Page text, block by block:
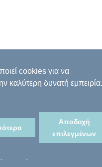
cookies για να
καλύτερη δυνατή εμπειρία.
Αποδοχή
επιλεγμένων